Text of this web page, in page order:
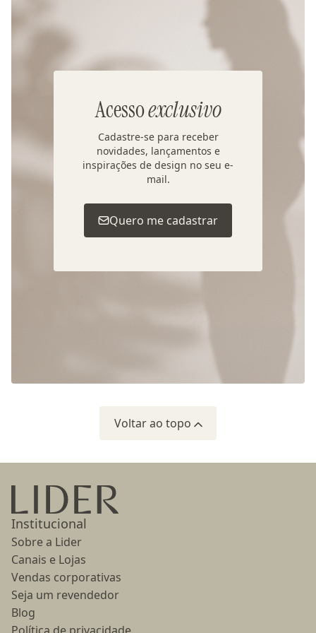
Acessoexclusivo
Cadastre-se para receber
novidades, lançamentos e
inspirações de design no seu e-
mail.
Quero me cadastrar
Voltar ao topo
Ir para a página inicial
Institucional
Sobre a Lider
Canais e Lojas
Vendas corporativas
Seja um revendedor
Blog